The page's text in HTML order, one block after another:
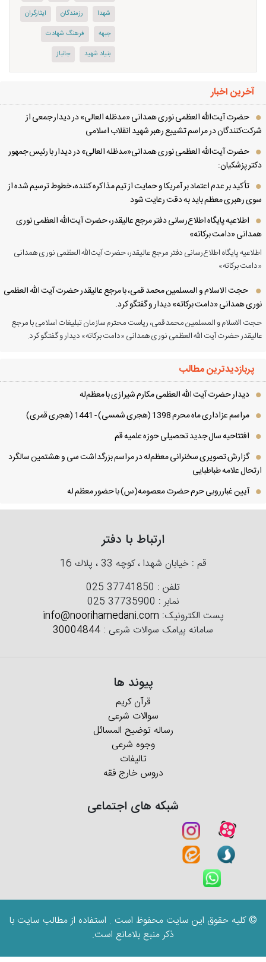
شهدا
رزمندگان
ایثارگران
جبهه
فرهنگ شهادت
بنیاد شهید
جانباز
آخرین اخبار
حضرت آیت‌الله العظمی نوری همدانی «مدظله العالی» در دیدار جمعی از
در مراسم تشییع رهبر شهید انقلاب اسلامی
حضرت آیت‌الله العظمی نوری همدانی«مدظله العالی» در دیدار با رئیس جمهور
پزشکیان:
تأکید بر عدم اعتماد بر آمریکا و حمایت از تیم مذاکره کننده، خطوط ترسیم شده از
رهبری معظم باید به دقت رعایت شود
اطلاعیه پایگاه اطلاع‌رسانی دفتر مرجع عالیقدر، حضرت آیت‌الله العظمی نوری
«دامت برکاته»
پایگاه اطلاع‌رسانی دفتر مرجع عالیقدر، حضرت آیت‌الله العظمی نوری همدانی
برکاته»
حجت الاسلام و المسلمین محمد قمی، با مرجع عالیقدر حضرت آیت الله العظمی
همدانی «دامت برکاته» دیدار و گفتگو کرد.
الاسلام و المسلمین محمد قمی، ریاست محترم سازمان تبلیغات اسلامی با مرجع
حضرت آیت الله العظمی نوری همدانی «دامت برکاته» دیدار و گفتگو کرد.
پربازدیدترین مطالب
دیدار حضرت آیت الله العظمی مكارم شیرازی با معظم‌له
مراسم عزاداری ماه محرم 1398 (هجری شمسی) - 1441 (هجری قمری)
افتتاحیه سال جدید تحصیلی حوزه علمیه قم
گزارش تصویری سخنرانی معظم‌له در مراسم بزرگداشت سی و هشتمین سالگرد
علامه طباطبایی
آیین غبارروبی حرم حضرت معصومه(س) با حضور معظم له
ارتباط با دفتر
قم : خیابان شهدا ، كوچه 33 ، پلاك 16
تلفن :025 37741850
نمابر :025 37735900
پست الکترونیک:info@noorihamedani.com
سامانه پیامک سوالات شرعی : 30004844
پیوند ها
قرآن کریم
سوالات شرعی
رساله توضیح المسائل
وجوه شرعی
تالیفات
دروس خارج فقه
شبکه های اجتماعی
© کلیه حقوق این سایت محفوظ است . استفاده از مطالب سایت با
ذکر منبع بلامانع است.